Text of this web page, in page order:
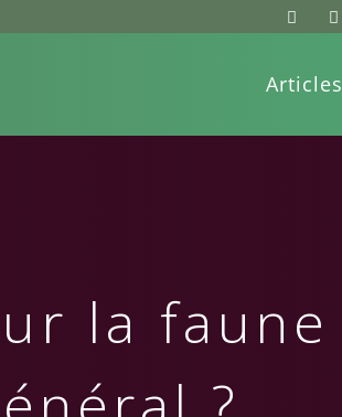
Articles
la faune